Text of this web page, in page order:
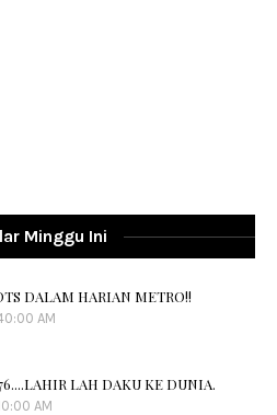
Minggu Ini
DALAM HARIAN METRO!!
AM
LAH DAKU KE DUNIA.
AM